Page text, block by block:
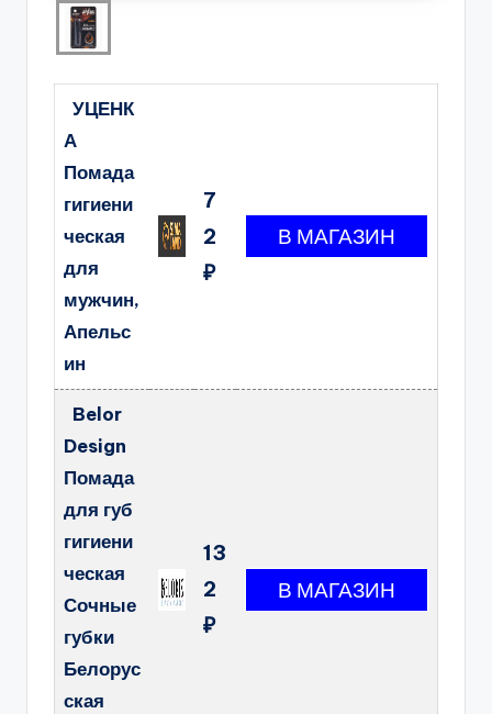
УЦЕНК
А
Помада
гигиени
ческая
для
мужчин,
Апельс
ин
7
2
₽
Belor
Design
Помада
для губ
гигиени
ческая
Сочные
губки
Белорус
ская
13
2
₽